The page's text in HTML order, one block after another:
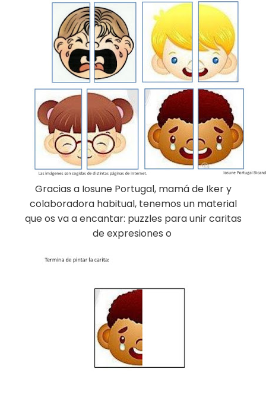
Gracias a Iosune Portugal, mamá de Iker y
colaboradora habitual, tenemos un material
que os va a encantar: puzzles para unir caritas
de expresiones o